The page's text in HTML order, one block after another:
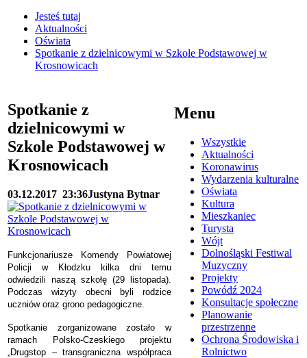
Jesteś tutaj
Aktualności
Oświata
Spotkanie z dzielnicowymi w Szkole Podstawowej w
Krosnowicach
Spotkanie z
dzielnicowymi w
Szkole Podstawowej w
Krosnowicach
03.12.2017 23:36Justyna Bytnar
Funkcjonariusze Komendy Powiatowej
Policji w Kłodzku kilka dni temu
odwiedzili naszą szkołę (29 listopada).
Podczas wizyty obecni byli rodzice
uczniów oraz grono pedagogiczne.
Spotkanie zorganizowane zostało w
ramach Polsko-Czeskiego projektu
Drugstop –transgraniczna współpraca
Menu
Wszystkie
Aktualności
Koronawirus
Wydarzenia kulturalne
Oświata
Kultura
Mieszkaniec
Turysta
Wójt
Dolnośląski Festiwal
Muzyczny
Projekty
Powódź 2024
Konsultacje społeczne
Planowanie
przestrzenne
Ochrona Środowiska i
Rolnictwo